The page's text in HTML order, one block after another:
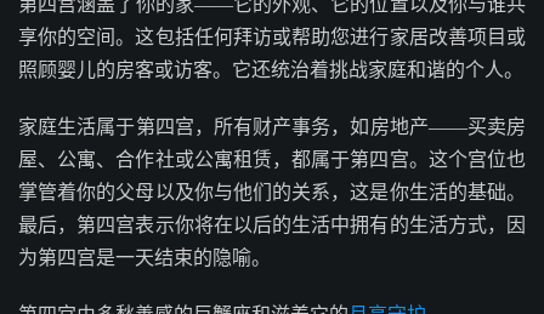
享你的空间。这包括任何拜访或帮助您进行家居改善项目或
照顾婴儿的房客或访客。它还统治着挑战家庭和谐的个人。
家庭生活属于第四宫，所有财产事务，如房地产——买卖房
屋、公寓、合作社或公寓租赁，都属于第四宫。这个宫位也
掌管着你的父母以及你与他们的关系，这是你生活的基础。
最后，第四宫表示你将在以后的生活中拥有的生活方式，因
为第四宫是一天结束的隐喻。